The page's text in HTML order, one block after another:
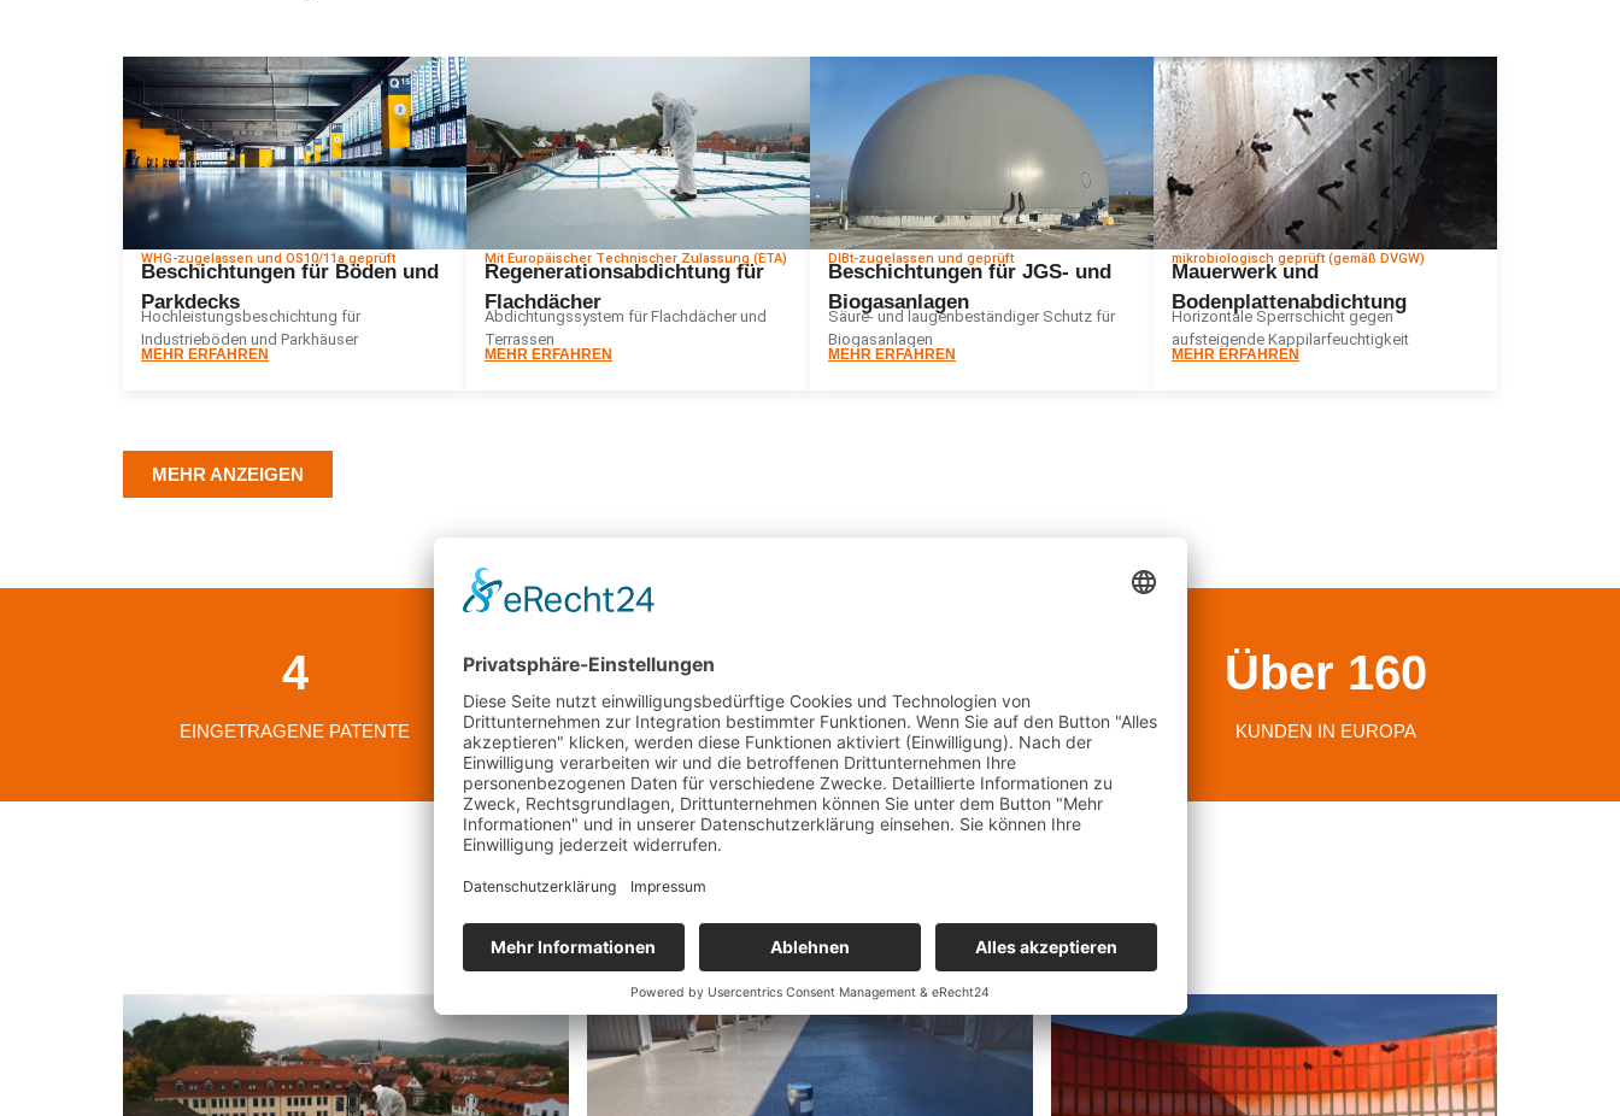
WHG-zugelassen und OS10/11a geprüft
Beschichtungen für Böden und
Parkdecks
Hochleistungsbeschichtung für
Industrieböden und Parkhäuser
MEHR ERFAHREN
Mit Europäischer Technischer Zulassung (ETA)
Regenerationsabdichtung für
Flachdächer
Abdichtungssystem für Flachdächer und
Terrassen
MEHR ERFAHREN
DIBt-zugelassen und geprüft
Beschichtungen für JGS- und
Biogasanlagen
Säure- und laugenbeständiger Schutz für
Biogasanlagen
MEHR ERFAHREN
mikrobiologisch geprüft (gemäß DVGW)
Mauerwerk und
Bodenplattenabdichtung
Horizontale Sperrschicht gegen
aufsteigende Kappilarfeuchtigkeit
MEHR ERFAHREN
MEHR ANZEIGEN
EINGETRAGENE PATENTE
4
ERFAHRUNG AUF DEM MARKT
25 Jahre
ABGESCHLOSSENE PROJEKTE KUNDEN IN EUROPA
Über 160
Referenzprojekte